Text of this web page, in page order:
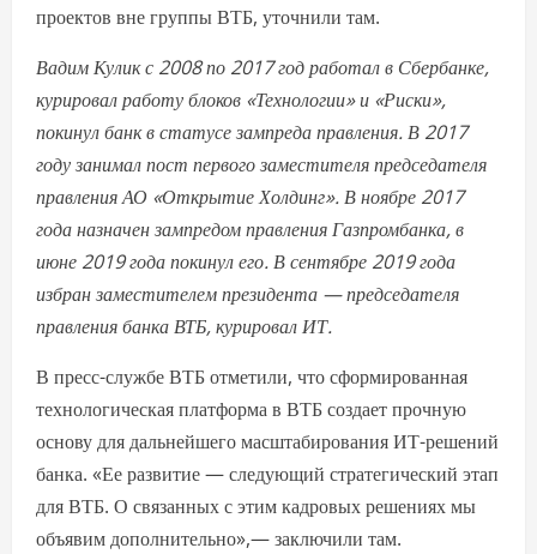
проектов вне группы ВТБ, уточнили там.
Вадим Кулик с 2008 по 2017 год работал в Сбербанке,
курировал работу блоков «Технологии» и «Риски»,
покинул банк в статусе зампреда правления. В 2017
году занимал пост первого заместителя председателя
правления АО «Открытие Холдинг». В ноябре 2017
года назначен зампредом правления Газпромбанка, в
июне 2019 года покинул его. В сентябре 2019 года
избран заместителем президента — председателя
правления банка ВТБ, курировал ИТ.
В пресс-службе ВТБ отметили, что сформированная
технологическая платформа в ВТБ создает прочную
основу для дальнейшего масштабирования ИТ-решений
банка. «Ее развитие — следующий стратегический этап
для ВТБ. О связанных с этим кадровых решениях мы
объявим дополнительно»,— заключили там.